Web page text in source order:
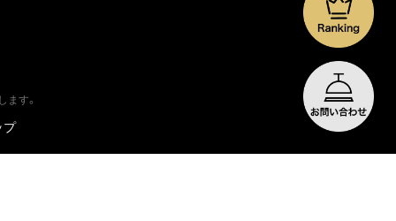
す。
プ